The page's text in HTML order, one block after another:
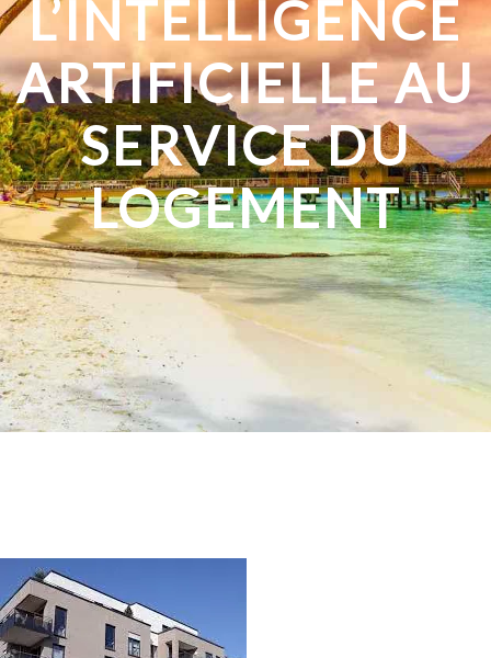
L’INTELLIGENCE
ARTIFICIELLE AU
SERVICE DU
LOGEMENT